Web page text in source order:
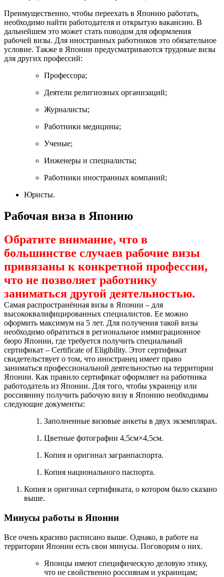
Преимущественно, чтобы переехать в Японию работать,
необходимо найти работодателя и открытую вакансию. В
дальнейшем это может стать поводом для оформления
рабочей визы. Для иностранных работников это обязательное
условие. Также в Японии предусматриваются трудовые визы
для других профессий:
Профессора;
Деятели религиозных организаций;
Журналисты;
Работники медицины;
Ученые;
Инженеры и специалисты;
Работники иностранных компаний;
Юристы.
Рабочая виза в Японию
Обратите внимание, что в
большинстве случаев рабочие визы
привязаны к конкретной профессии,
что не позволяет работнику
заниматься другой деятельностью.
Самая распространённая визы в Японии – для
высококвалифицированных специалистов. Ее можно
оформить максимум на 5 лет. Для получения такой визы
необходимо обратиться в региональное иммиграционное
бюро Японии, где требуется получить специальный
сертификат – Certificate of Eligibility. Этот сертификат
свидетельствует о том, что иностранец имеет право
заниматься профессиональной деятельностью на территории
Японии. Как правило сертификат оформляет на работника
работодатель из Японии. Для того, чтобы украинцу или
россиянину получить рабочую визу в Японию необходимы
следующие документы:
Заполненные визовые анкеты в двух экземплярах.
Цветные фотографии 4,5см×4,5см.
Копия и оригинал загранпаспорта.
Копия национального паспорта.
Копия и оригинал сертификата, о котором было сказано
выше.
Минусы работы в Японии
Все очень красиво расписано выше. Однако, в работе на
территории Японии есть свои минусы. Поговорим о них.
Японцы имеют специфическую деловую этику,
что не свойственно россиянам и украинцам;